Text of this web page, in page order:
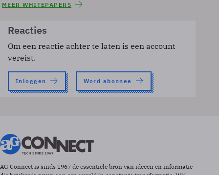
MEER WHITEPAPERS
Reacties
Om een reactie achter te laten is een account
vereist.
Inloggen Word abonnee
AG Connect is sinds 1967 de essentiële bron van ideeën en informatie